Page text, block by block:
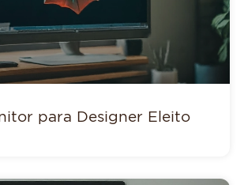
para Designer Eleito